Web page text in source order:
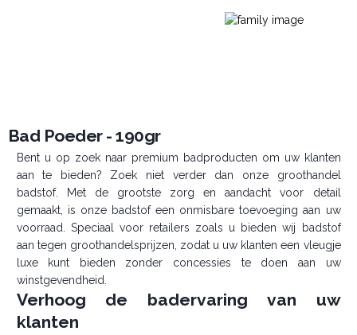
Bad Poeder - 190gr
Bent u op zoek naar premium badproducten om uw klanten
aan te bieden? Zoek niet verder dan onze groothandel
badstof. Met de grootste zorg en aandacht voor detail
gemaakt, is onze badstof een onmisbare toevoeging aan uw
voorraad. Speciaal voor retailers zoals u bieden wij badstof
aan tegen groothandelsprijzen, zodat u uw klanten een vleugje
luxe kunt bieden zonder concessies te doen aan uw
winstgevendheid.
Verhoog de badervaring van uw
klanten